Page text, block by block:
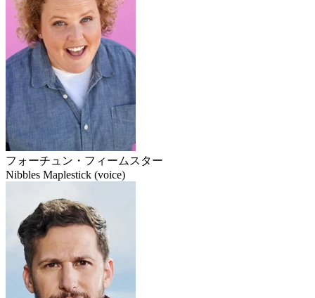
フォーチュン・フィームスター
Nibbles Maplestick (voice)